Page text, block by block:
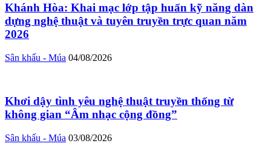
Khánh Hòa: Khai mạc lớp tập huấn kỹ năng dàn
dựng nghệ thuật và tuyên truyền trực quan năm
2026
Sân khấu - Múa 04/08/2026
Khơi dậy tình yêu nghệ thuật truyền thống từ
không gian “Âm nhạc cộng đồng”
Sân khấu - Múa 03/08/2026